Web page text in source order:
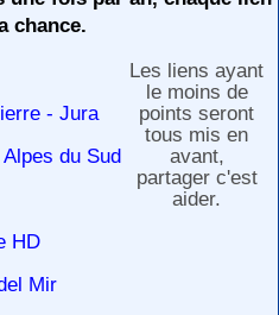
chance.
- Jura
du Sud
HD
Mir
Les liens ayant
le moins de
points seront
tous mis en
avant,
partager c'est
aider.